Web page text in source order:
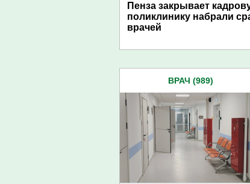
Пенза закрывает
поликлинику набрали
врачей
ВРАЧ (989)